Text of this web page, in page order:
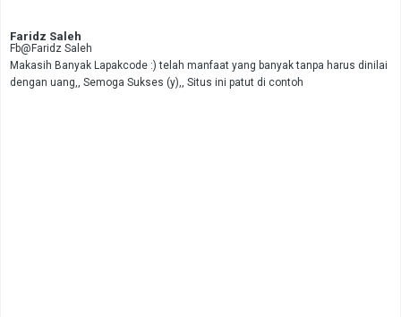
Faridz Saleh
Fb@Faridz Saleh
Makasih Banyak Lapakcode :) telah manfaat yang banyak tanpa harus dinilai
dengan uang,, Semoga Sukses (y),, Situs ini patut di contoh